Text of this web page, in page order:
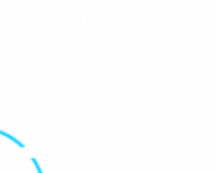
чистой